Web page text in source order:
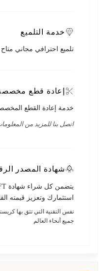
خدمة التلميع
تلميع احترافي مجاني متاح
إعادة قطع مخصصة
خدمة إعادة القطع
اتصل بنا للمزيد من المعلومات
شهادة المصدر
استثمارك وتعزيز قيمته
نفس التقنية التي تثق بها
جميع أنحاء العالم